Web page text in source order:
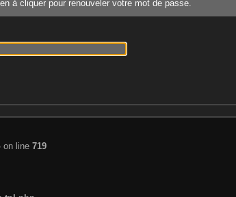
à cliquer pour renouveler votre mot de passe.
on line 719